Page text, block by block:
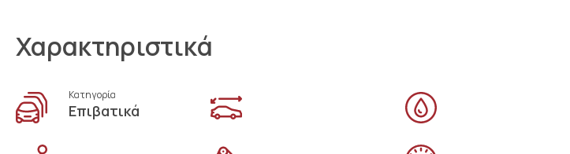
Χαρακτηριστικά
Κατηγορία
Επιβατικά